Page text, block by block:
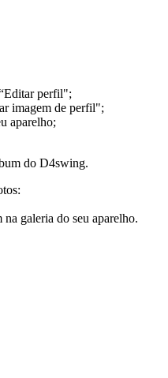
perfil";
imagem de perfil";
aparelho;
do D4swing.
galeria do seu aparelho.